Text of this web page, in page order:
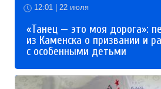
12:01 | 22 июля
«Танец — это моя дорога»:
из Каменска о призвании и
с особенными детьми